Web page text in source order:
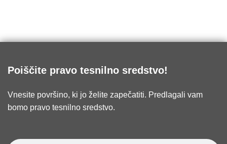
Poiščite pravo tesnilno sredstvo!
Vnesite površino, ki jo želite zapečatiti. Predlagali vam
bomo pravo tesnilno sredstvo.